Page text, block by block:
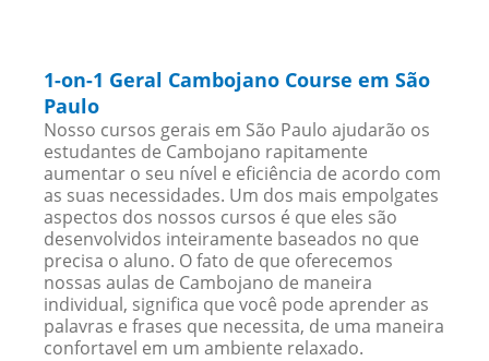
1-on-1 Geral Cambojano Course em São
Paulo
Nosso cursos gerais em São Paulo ajudarão os
estudantes de Cambojano rapitamente
aumentar o seu nível e eficiência de acordo com
as suas necessidades. Um dos mais empolgates
aspectos dos nossos cursos é que eles são
desenvolvidos inteiramente baseados no que
precisa o aluno. O fato de que oferecemos
nossas aulas de Cambojano de maneira
individual, significa que você pode aprender as
palavras e frases que necessita, de uma maneira
confortavel em um ambiente relaxado.